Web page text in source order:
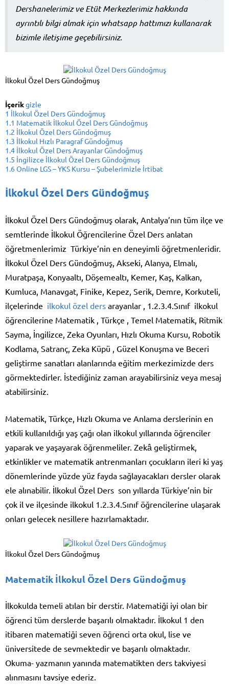
Dershanelerimiz ve Etüt Merkezlerimiz hakkında
ayrıntılı bilgi almak için whatsapp hattımızı kullanarak
bizimle iletişime geçebilirsiniz.
İlkokul Özel Ders Gündoğmuş
İçerikgizle
1 İlkokul Özel Ders Gündoğmuş
1.1 Matematik İlkokul Özel Ders Gündoğmuş
1.2 İlkokul Özel Ders Gündoğmuş
1.3 İlkokul Hızlı Paragraf Gündoğmuş
1.4 İlkokul Özel Ders Arayanlar Gündoğmuş
1.5 İngilizce İlkokul Özel Ders Gündoğmuş
1.6Online LGS – YKS Kursu – Şubelerimizle İrtibat
İlkokul Özel Ders Gündoğmuş
İlkokul Özel Ders Gündoğmuş olarak, Antalya’nın tüm ilçe ve
semtlerinde İlkokul Öğrencilerine Özel Ders anlatan
öğretmenlerimiz Türkiye’nin en deneyimli öğretmenleridir.
İlkokul Özel Ders Gündoğmuş, Akseki, Alanya, Elmalı,
Muratpaşa, Konyaaltı, Döşemealtı, Kemer, Kaş, Kalkan,
Kumluca, Manavgat, Finike, Kepez, Serik, Demre, Korkuteli,
ilçelerinde ilkokul özel ders arayanlar , 1.2.3.4.Sınıf ilkokul
öğrencilerine Matematik , Türkçe , Temel Matematik, Ritmik
Sayma, İngilizce, Zeka Oyunları, Hızlı Okuma Kursu, Robotik
Kodlama, Satranç, Zeka Küpü , Güzel Konuşma ve Beceri
geliştirme sanatları alanlarında eğitim merkezimizde ders
görmektedirler. İstediğiniz zaman arayabilirsiniz veya mesaj
atabilirsiniz.
Matematik, Türkçe, Hızlı Okuma ve Anlama derslerinin en
etkili kullanıldığı yaş çağı olan ilkokul yıllarında öğrenciler
yaparak ve yaşayarak öğrenmeliler. Zekâ geliştirmek,
etkinlikler ve matematik antrenmanları çocukların ileri ki yaş
dönemlerinde yüzde yüz fayda sağlayacakları dersler olarak
ele alınabilir. İlkokul Özel Ders son yıllarda Türkiye’nin bir
çok il ve ilçesinde ilkokul 1.2.3.4.Sınıf öğrencilerine ulaşarak
onları gelecek nesillere hazırlamaktadır.
İlkokul Özel Ders Gündoğmuş
Matematik İlkokul Özel Ders Gündoğmuş
İlkokulda temeli atılan bir derstir. Matematiği iyi olan bir
öğrenci tüm derslerde başarılı olmaktadır. İlkokul 1 den
itibaren matematiği seven öğrenci orta okul, lise ve
üniversitede de sevmektedir ve başarılı olmaktadır.
Okuma- yazmanın yanında matematikten ders takviyesi
alınmasını tavsiye ederiz.